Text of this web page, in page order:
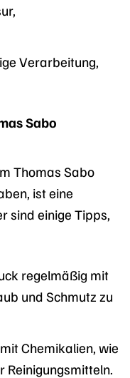
Verarbeitung,
Sabo
Thomas Sabo
ist eine
sind einige Tipps,
regelmäßig mit
und Schmutz zu
Chemikalien, wie
Reinigungsmitteln.